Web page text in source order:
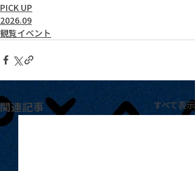
PICK UP
2026.09
観覧イベント
関連記事 すべて表示